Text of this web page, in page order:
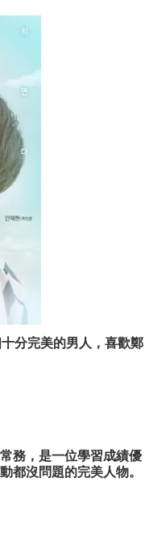
分完美的男人，喜歡鄭
務，是一位學習成績優
都沒問題的完美人物。